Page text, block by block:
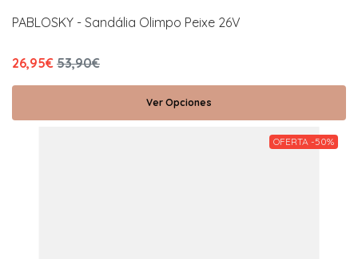
PABLOSKY - Sandália Olimpo Peixe 26V
26,95€ 53,90€
Ver Opciones
OFERTA -50%